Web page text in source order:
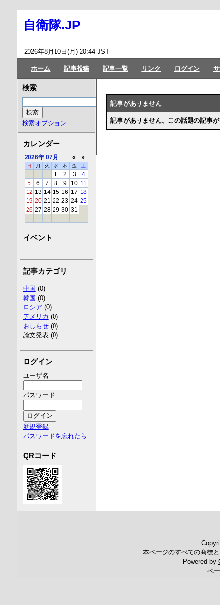
自衛隊.JP
2026年8月10日(月) 20:44 JST
ホーム 記事投稿 記事一覧 リンク ログイン
記事がありません
記事がありません。この話題の記事
検索
検索オプション
カレンダー
2026年 07月 « »
日 月 火 水 木 金 土
1 2 3
4
5
6 7 8 9 10 11
12 13 14 15 16 17 18
19 20 21 22 23 24 25
26 27 28 29 30 31
イベント
-
記事カテゴリ
中国 (0)
韓国 (0)
ロシア (0)
アメリカ (0)
おしらせ(0)
論文発表 (0)
ログイン
ユーザ名
パスワード
新規登録
パスワードを忘れたら
QRコード
本ページのすべての商標
Powered by
ペ